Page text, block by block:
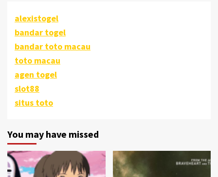
alexistogel
bandar togel
bandar toto macau
toto macau
agen togel
slot88
situs toto
You may have missed